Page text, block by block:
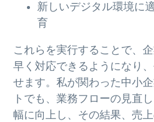
新しいデジタル環境に
育
これらを実行することで、
早く対応できるようになり
せます。私が関わった中小
トでも、業務フローの見直
幅に向上し、その結果、売